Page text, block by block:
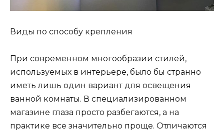
Виды по способу крепления
При современном многообразии стилей,
используемых в интерьере, было бы странно
иметь лишь один вариант для освещения
ванной комнаты. В специализированном
магазине глаза просто разбегаются, а на
практике все значительно проще. Отличаются